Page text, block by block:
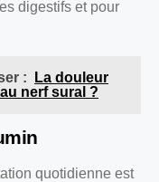
digestifs et pour
:
La douleur
nerf sural ?
quotidienne est